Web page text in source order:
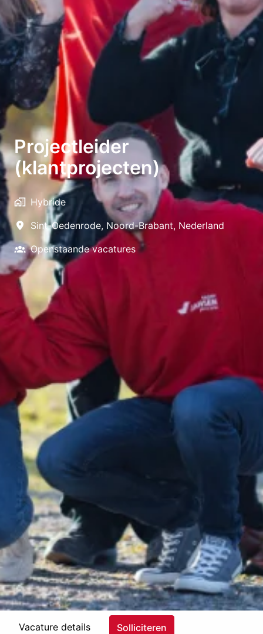
Projectleider
(klantprojecten)
Hybride
Sint-Oedenrode, Noord-Brabant, Nederland
Openstaande vacatures
Vacature details Solliciteren